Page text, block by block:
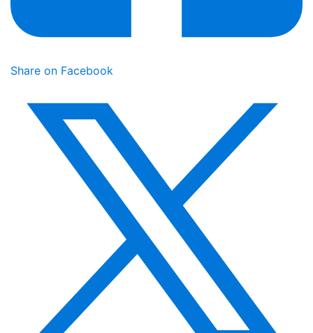
Share on Facebook